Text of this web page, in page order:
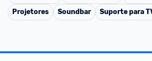
Projetores
Soundbar Suporte para